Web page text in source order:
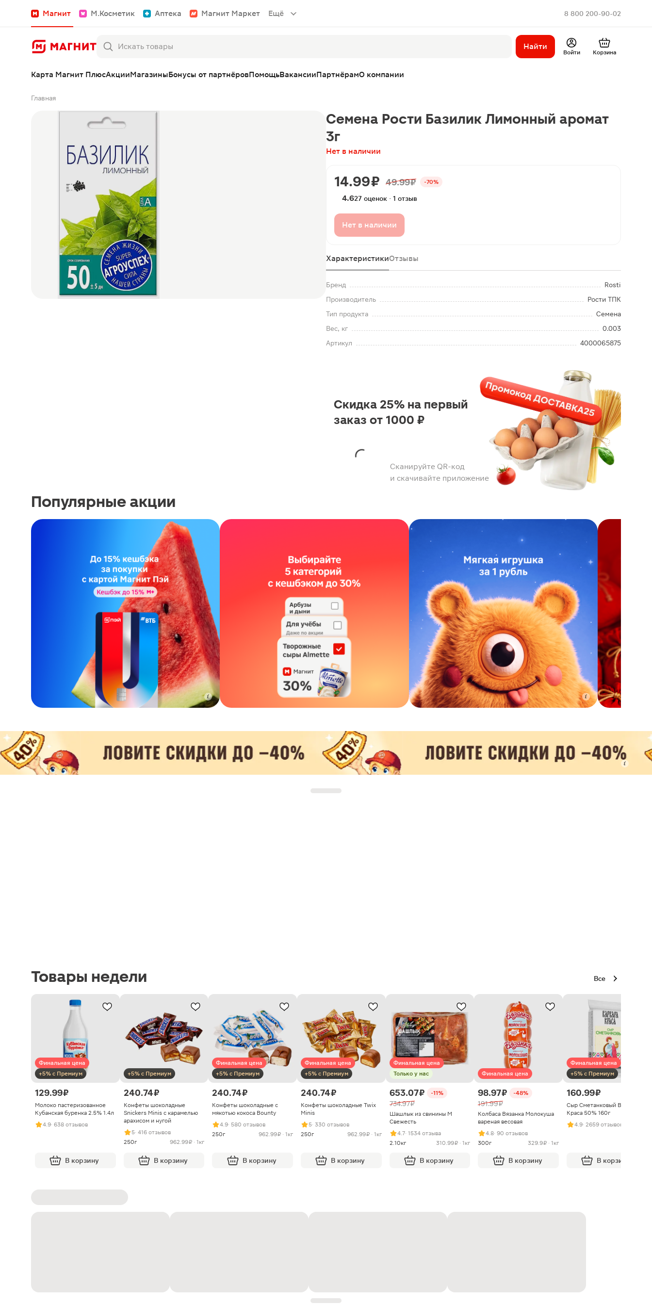
Магнит М.Косметик Аптека Магнит Маркет Ещё 8 800 200-90-02
Найти
Войти Корзина
Карта Магнит ПлюсАкцииМагазиныБонусы от партнёровПомощьВакансииПартнёрамО компании
Главная
Семена Рости Базилик Лимонный аромат
3г
Нет в наличии
14.99 ₽ 49.99 ₽ -70%
4.627 оценок · 1 отзыв
Нет в наличии
ХарактеристикиОтзывы
Бренд
Rosti
Производитель
Рости ТПК
Тип продукта
Семена
Вес, кг
0.003
Артикул
4000065875
Сканируйте QR-код
и скачивайте приложение
Скидка 25% на первый
заказ от 1000 ₽
Популярные акции
Товары недели Все
Финальная цена
+5% с Премиум
129.99 ₽
Молоко пастеризованное
Кубанская буренка 2.5% 1.4л
4.9· 638 отзывов
В корзину
+5% с Премиум
240.74 ₽
Конфеты шоколадные
Snickers Minis с карамелью
арахисом и нугой
5· 416 отзывов
250г
962.99 ₽ · 1кг
В корзину
Финальная цена
+5% с Премиум
240.74 ₽
Конфеты шоколадные с
мякотью кокоса Bounty
4.9· 580 отзывов
250г
962.99 ₽ · 1кг
В корзину
Финальная цена
+5% с Премиум
240.74 ₽
Конфеты шоколадные Twix
Minis
5· 330 отзывов
250г
962.99 ₽ · 1кг
В корзину
Финальная цена
Только у нас
653.07 ₽ -11%
734.97 ₽
Шашлык из свинины М
Свежесть
4.7· 1534 отзыва
2.10кг
310.99 ₽ · 1кг
В корзину
Финальная цена
98.97 ₽ -48%
191.99 ₽
Колбаса Вязанка Молокуша
вареная весовая
4.8· 90 отзывов
300г
329.9 ₽ · 1кг
В корзину
Финальная цена
+5% с Премиум
160.99 ₽
Сыр Сметанковый Варвара
Краса 50% 160г
4.9· 2659 отзывов
В корзину